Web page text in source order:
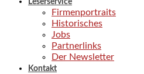
Leserservice
Firmenportraits
Historisches
Jobs
Partnerlinks
Der Newsletter
Kontakt